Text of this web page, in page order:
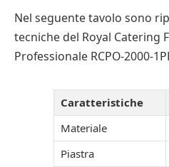
Nel seguente tavolo sono
tecniche del Royal Catering
Professionale RCPO-2000-
Caratteristiche
Materiale
Piastra